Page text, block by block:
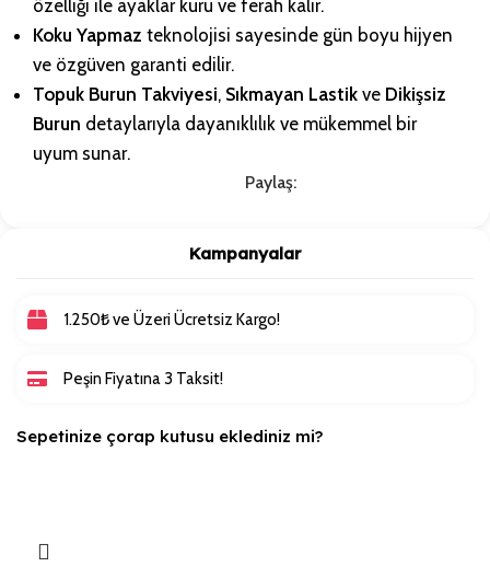
özelliği ile ayaklar kuru ve ferah kalır.
Koku Yapmaz teknolojisi sayesinde gün boyu hijyen
ve özgüven garanti edilir.
Topuk Burun Takviyesi, Sıkmayan Lastik ve Dikişsiz
Burun detaylarıyla dayanıklılık ve mükemmel bir
uyum sunar.
Paylaş:
Kampanyalar
1.250₺ ve Üzeri Ücretsiz Kargo!
Peşin Fiyatına 3 Taksit!
Sepetinize çorap kutusu eklediniz mi?